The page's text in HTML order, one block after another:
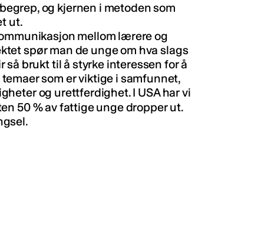
og kjernen i metoden som
ut.
mellom lærere og
spør man de unge om hva slags
brukt til å styrke interessen for å
som er viktige i samfunnet,
og urettferdighet. I USA har vi
50 % av fattige unge dropper ut.